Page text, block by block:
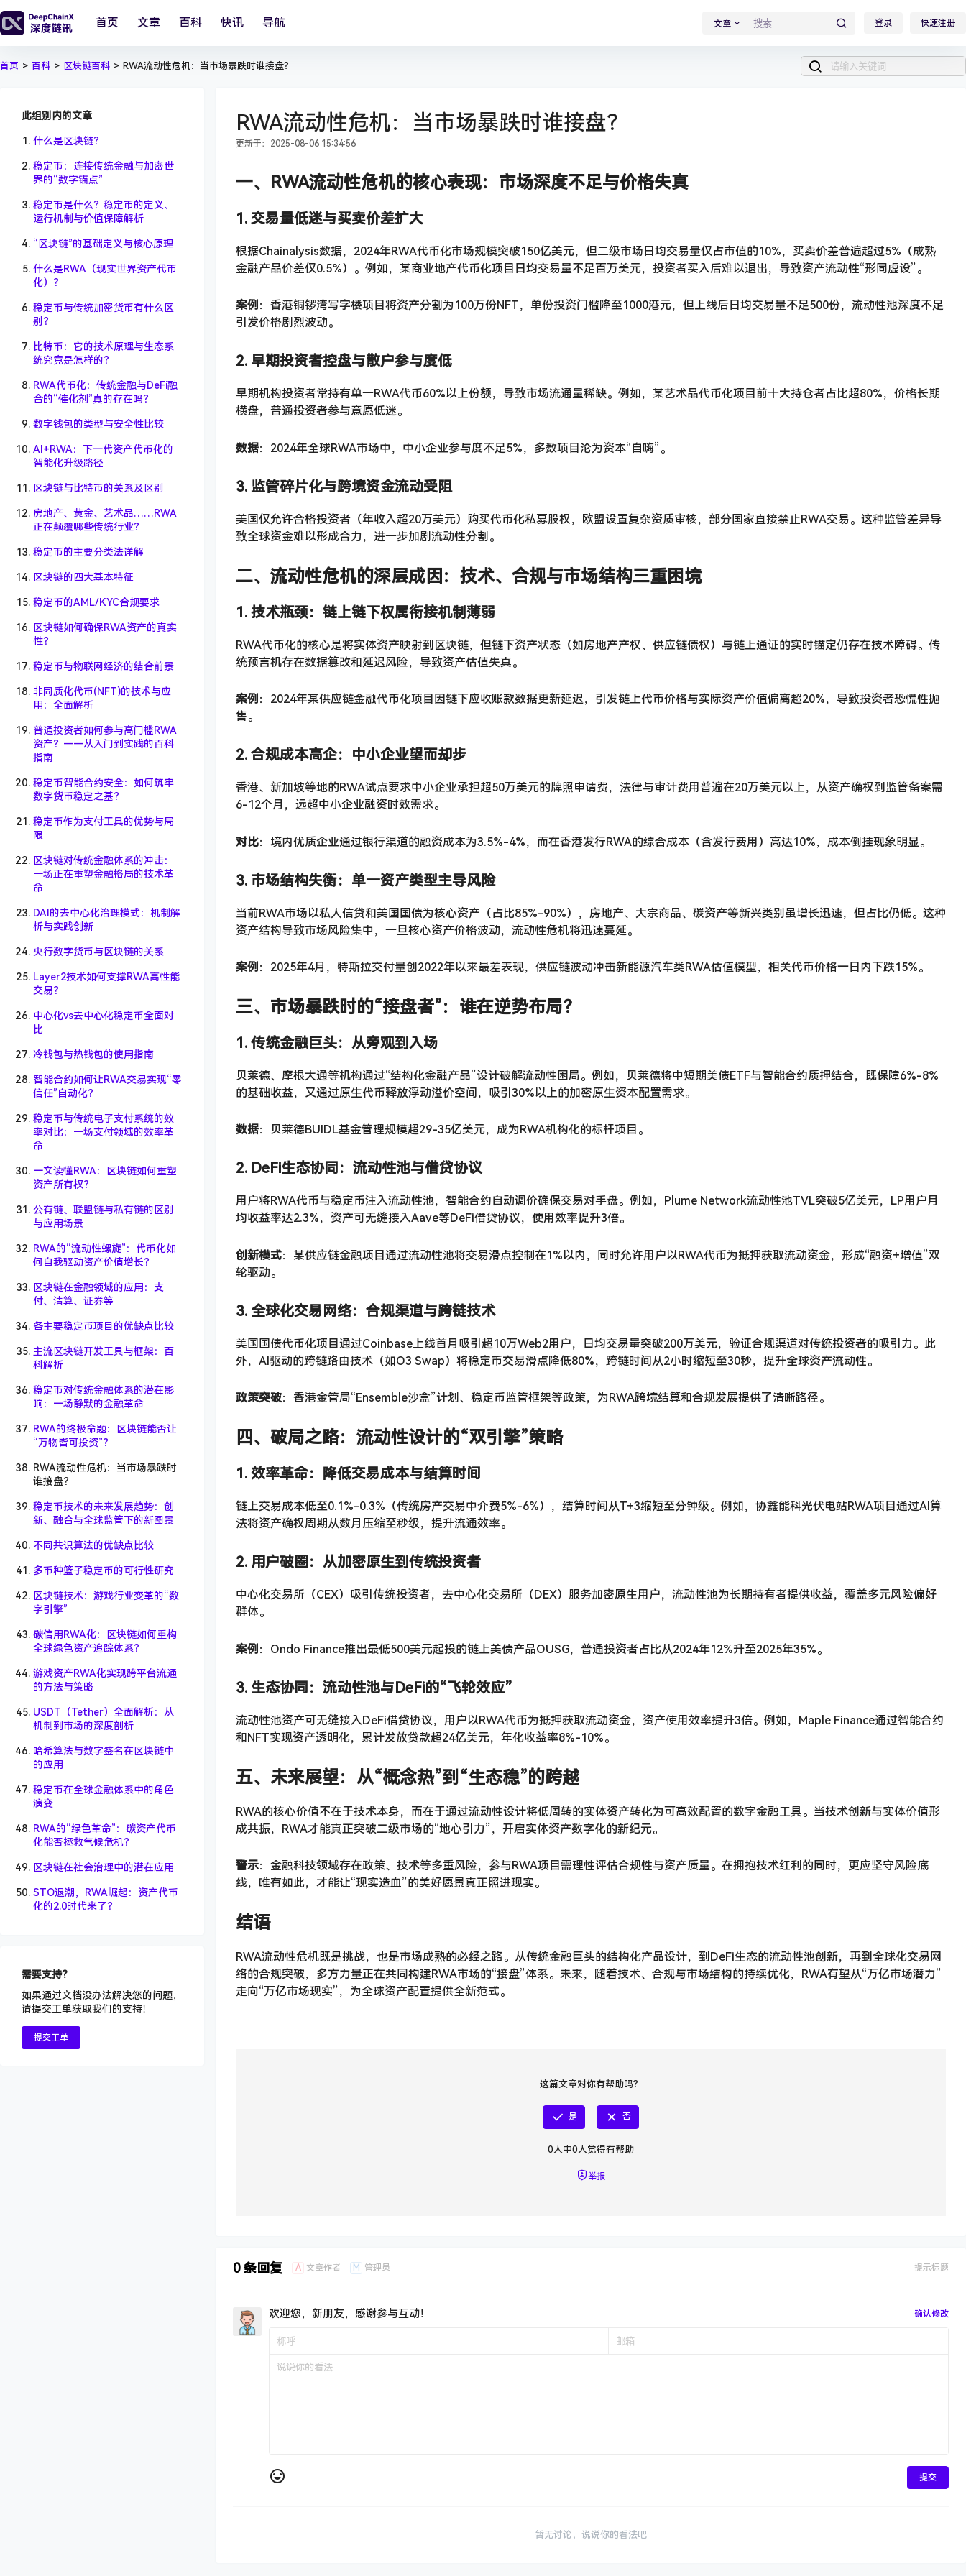
首页 文章 百科 快讯 导航 文章 登录 快速注册
首页 > 百科 > 区块链百科 > RWA流动性危机：当市场暴跌时谁接盘？
此组别内的文章
什么是区块链？
稳定币：连接传统金融与加密世
界的“数字锚点”
稳定币是什么？稳定币的定义、
运行机制与价值保障解析
“区块链”的基础定义与核心原理
什么是RWA（现实世界资产代币
化）？
稳定币与传统加密货币有什么区
别？
比特币：它的技术原理与生态系
统究竟是怎样的？
RWA代币化：传统金融与DeFi融
合的“催化剂”真的存在吗？
数字钱包的类型与安全性比较
AI+RWA：下一代资产代币化的
智能化升级路径
区块链与比特币的关系及区别
房地产、黄金、艺术品……RWA
正在颠覆哪些传统行业？
稳定币的主要分类法详解
区块链的四大基本特征
稳定币的AML/KYC合规要求
区块链如何确保RWA资产的真实
性？
稳定币与物联网经济的结合前景
非同质化代币(NFT)的技术与应
用：全面解析
普通投资者如何参与高门槛RWA
资产？——从入门到实践的百科
指南
稳定币智能合约安全：如何筑牢
数字货币稳定之基？
稳定币作为支付工具的优势与局
限
区块链对传统金融体系的冲击：
一场正在重塑金融格局的技术革
命
DAI的去中心化治理模式：机制解
析与实践创新
央行数字货币与区块链的关系
Layer2技术如何支撑RWA高性能
交易？
中心化vs去中心化稳定币全面对
比
冷钱包与热钱包的使用指南
智能合约如何让RWA交易实现“零
信任”自动化？
稳定币与传统电子支付系统的效
率对比：一场支付领域的效率革
命
一文读懂RWA：区块链如何重塑
资产所有权？
公有链、联盟链与私有链的区别
与应用场景
RWA的“流动性螺旋”：代币化如
何自我驱动资产价值增长？
区块链在金融领域的应用：支
付、清算、证券等
各主要稳定币项目的优缺点比较
主流区块链开发工具与框架：百
科解析
稳定币对传统金融体系的潜在影
响：一场静默的金融革命
RWA的终极命题：区块链能否让
“万物皆可投资”？
RWA流动性危机：当市场暴跌时
谁接盘？
稳定币技术的未来发展趋势：创
新、融合与全球监管下的新图景
不同共识算法的优缺点比较
多币种篮子稳定币的可行性研究
区块链技术：游戏行业变革的“数
字引擎”
碳信用RWA化：区块链如何重构
全球绿色资产追踪体系？
游戏资产RWA化实现跨平台流通
的方法与策略
USDT（Tether）全面解析：从
机制到市场的深度剖析
哈希算法与数字签名在区块链中
的应用
稳定币在全球金融体系中的角色
演变
RWA的“绿色革命”：碳资产代币
化能否拯救气候危机？
区块链在社会治理中的潜在应用
STO退潮，RWA崛起：资产代币
化的2.0时代来了？
需要支持？
如果通过文档没办法解决您的问题，
请提交工单获取我们的支持！
提交工单
RWA流动性危机：当市场暴跌时谁接盘？
更新于：2025-08-06 15:34:56
一、RWA流动性危机的核心表现：市场深度不足与价格失真
1. 交易量低迷与买卖价差扩大
根据Chainalysis数据，2024年RWA代币化市场规模突破150亿美元，但二级市场日均交易量仅占市值的10%，买卖价差普遍超过5%（成熟
金融产品价差仅0.5%）。例如，某商业地产代币化项目日均交易量不足百万美元，投资者买入后难以退出，导致资产流动性“形同虚设”。
案例：香港铜锣湾写字楼项目将资产分割为100万份NFT，单份投资门槛降至1000港元，但上线后日均交易量不足500份，流动性池深度不足
引发价格剧烈波动。
2. 早期投资者控盘与散户参与度低
早期机构投资者常持有单一RWA代币60%以上份额，导致市场流通量稀缺。例如，某艺术品代币化项目前十大持仓者占比超80%，价格长期
横盘，普通投资者参与意愿低迷。
数据：2024年全球RWA市场中，中小企业参与度不足5%，多数项目沦为资本“自嗨”。
3. 监管碎片化与跨境资金流动受阻
美国仅允许合格投资者（年收入超20万美元）购买代币化私募股权，欧盟设置复杂资质审核，部分国家直接禁止RWA交易。这种监管差异导
致全球资金难以形成合力，进一步加剧流动性分割。
二、流动性危机的深层成因：技术、合规与市场结构三重困境
1. 技术瓶颈：链上链下权属衔接机制薄弱
RWA代币化的核心是将实体资产映射到区块链，但链下资产状态（如房地产产权、供应链债权）与链上通证的实时锚定仍存在技术障碍。传
统预言机存在数据篡改和延迟风险，导致资产估值失真。
案例：2024年某供应链金融代币化项目因链下应收账款数据更新延迟，引发链上代币价格与实际资产价值偏离超20%，导致投资者恐慌性抛
售。
2. 合规成本高企：中小企业望而却步
香港、新加坡等地的RWA试点要求中小企业承担超50万美元的牌照申请费，法律与审计费用普遍在20万美元以上，从资产确权到监管备案需
6-12个月，远超中小企业融资时效需求。
对比：境内优质企业通过银行渠道的融资成本为3.5%-4%，而在香港发行RWA的综合成本（含发行费用）高达10%，成本倒挂现象明显。
3. 市场结构失衡：单一资产类型主导风险
当前RWA市场以私人信贷和美国国债为核心资产（占比85%-90%），房地产、大宗商品、碳资产等新兴类别虽增长迅速，但占比仍低。这种
资产结构导致市场风险集中，一旦核心资产价格波动，流动性危机将迅速蔓延。
案例：2025年4月，特斯拉交付量创2022年以来最差表现，供应链波动冲击新能源汽车类RWA估值模型，相关代币价格一日内下跌15%。
三、市场暴跌时的“接盘者”：谁在逆势布局？
1. 传统金融巨头：从旁观到入场
贝莱德、摩根大通等机构通过“结构化金融产品”设计破解流动性困局。例如，贝莱德将中短期美债ETF与智能合约质押结合，既保障6%-8%
的基础收益，又通过原生代币释放浮动溢价空间，吸引30%以上的加密原生资本配置需求。
数据：贝莱德BUIDL基金管理规模超29-35亿美元，成为RWA机构化的标杆项目。
2. DeFi生态协同：流动性池与借贷协议
用户将RWA代币与稳定币注入流动性池，智能合约自动调价确保交易对手盘。例如，Plume Network流动性池TVL突破5亿美元，LP用户月
均收益率达2.3%，资产可无缝接入Aave等DeFi借贷协议，使用效率提升3倍。
创新模式：某供应链金融项目通过流动性池将交易滑点控制在1%以内，同时允许用户以RWA代币为抵押获取流动资金，形成“融资+增值”双
轮驱动。
3. 全球化交易网络：合规渠道与跨链技术
美国国债代币化项目通过Coinbase上线首月吸引超10万Web2用户，日均交易量突破200万美元，验证合规渠道对传统投资者的吸引力。此
外，AI驱动的跨链路由技术（如O3 Swap）将稳定币交易滑点降低80%，跨链时间从2小时缩短至30秒，提升全球资产流动性。
政策突破：香港金管局“Ensemble沙盒”计划、稳定币监管框架等政策，为RWA跨境结算和合规发展提供了清晰路径。
四、破局之路：流动性设计的“双引擎”策略
1. 效率革命：降低交易成本与结算时间
链上交易成本低至0.1%-0.3%（传统房产交易中介费5%-6%），结算时间从T+3缩短至分钟级。例如，协鑫能科光伏电站RWA项目通过AI算
法将资产确权周期从数月压缩至秒级，提升流通效率。
2. 用户破圈：从加密原生到传统投资者
中心化交易所（CEX）吸引传统投资者，去中心化交易所（DEX）服务加密原生用户，流动性池为长期持有者提供收益，覆盖多元风险偏好
群体。
案例 ：Ondo Finance推出最低500美元起投的链上美债产品OUSG，普通投资者占比从2024年12%升至2025年35%。
3. 生态协同：流动性池与DeFi的“飞轮效应”
流动性池资产可无缝接入DeFi借贷协议，用户以RWA代币为抵押获取流动资金，资产使用效率提升3倍。例如，Maple Finance通过智能合约
和NFT实现资产透明化，累计发放贷款超24亿美元，年化收益率8%-10%。
五、未来展望：从“概念热”到“生态稳”的跨越
RWA的核心价值不在于技术本身，而在于通过流动性设计将低周转的实体资产转化为可高效配置的数字金融工具。当技术创新与实体价值形
成共振，RWA才能真正突破二级市场的“地心引力”，开启实体资产数字化的新纪元。
警示：金融科技领域存在政策、技术等多重风险，参与RWA项目需理性评估合规性与资产质量。在拥抱技术红利的同时，更应坚守风险底
线，唯有如此，才能让“现实造血”的美好愿景真正照进现实。
结语
RWA流动性危机既是挑战，也是市场成熟的必经之路。从传统金融巨头的结构化产品设计，到DeFi生态的流动性池创新，再到全球化交易网
络的合规突破，多方力量正在共同构建RWA市场的“接盘”体系。未来，随着技术、合规与市场结构的持续优化，RWA有望从“万亿市场潜力”
走向“万亿市场现实”，为全球资产配置提供全新范式。
这篇文章对你有帮助吗？
是 否
0 人中0 人觉得有帮助
举报
0 条回复 A 文章作者 M 管理员 提示标题
欢迎您，新朋友，感谢参与互动！ 确认修改
提交
暂无讨论，说说你的看法吧